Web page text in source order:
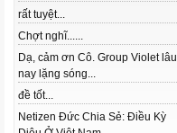
rất tuyệt...
Chợt nghĩ......
Dạ, cảm ơn Cô. Group Violet lâu
nay lặng sóng...
đề tốt...
Netizen Đức Chia Sẻ: Điều Kỳ